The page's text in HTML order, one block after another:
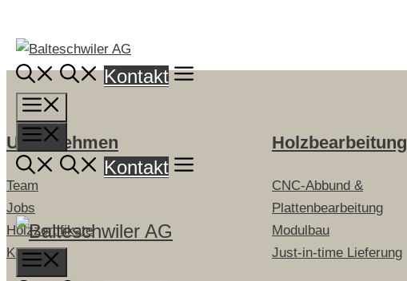
zum
Inhalt
Kontakt
Menü
Kontakt
Unternehmen
Team
Jobs
Holzzertifikate
Kontakt
Holzbearbeitung
CNC-Abbund &
Plattenbearbeitung
Modulbau
Just-in-time Lieferung